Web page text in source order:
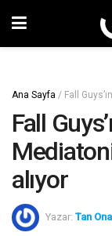
Ana Sayfa / Fall
Fall
alıyor
Yazar: Tan